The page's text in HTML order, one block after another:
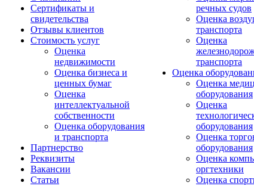
Сертификаты и
свидетельства
Отзывы клиентов
Стоимость услуг
Оценка
недвижимости
Оценка бизнеса и
ценных бумаг
Оценка
интеллектуальной
собственности
Оценка оборудования
и транспорта
Партнерство
Реквизиты
Вакансии
Статьи
речных судов
Оценка
транспорта
Оценка
транспорта
Оценка
Оценка
оборудования
Оценка
оборудования
Оценка
оборудования
Оценка
оргтехники
Оценка